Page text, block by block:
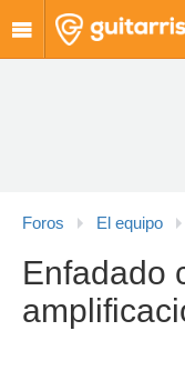
Foros El equipo
Enfadado